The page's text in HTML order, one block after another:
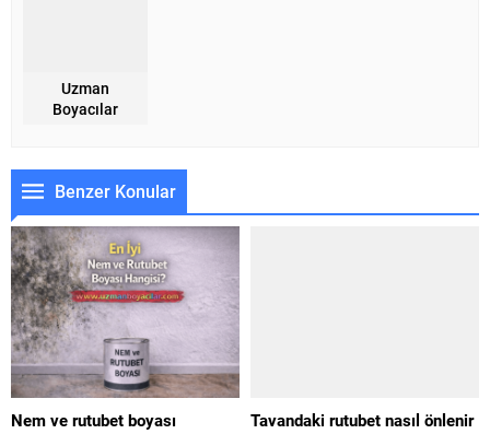
Uzman
Boyacılar
Benzer Konular
Nem ve rutubet boyası Tavandaki rutubet nasıl önlenir